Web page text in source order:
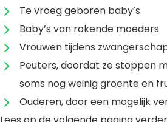
Te vroeg geboren baby’s
Baby’s van rokende moeders
Vrouwen tijdens
Peuters, doordat ze stoppen
soms nog weinig groente en
Ouderen, door een mogelijk